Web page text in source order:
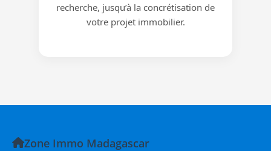
recherche, jusqu’à la concrétisation de
votre projet immobilier.
Zone Immo Madagascar